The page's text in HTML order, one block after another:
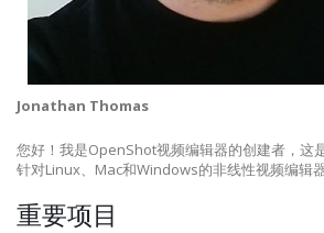
Jonathan Thomas
您好！我是OpenShot视频编辑器的创建者，这
针对Linux、Mac和Windows的非线性视频编辑器
重要项目